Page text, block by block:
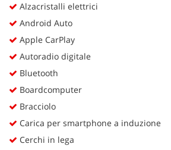
Alzacristalli elettrici
Android Auto
Apple CarPlay
Autoradio digitale
Bluetooth
Boardcomputer
Bracciolo
Carica per smartphone a induzione
Cerchi in lega